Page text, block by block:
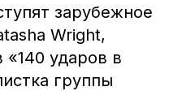
зарубежное
Wright,
«140 ударов в
группы